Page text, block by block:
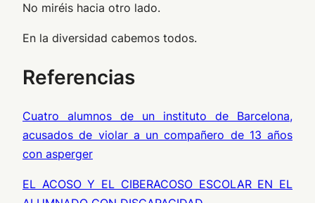
No miréis hacia otro lado.
En la diversidad cabemos todos.
Referencias
Cuatro alumnos de un instituto de Barcelona,
acusados de violar a un compañero de 13 años
con asperger
EL ACOSO Y EL CIBERACOSO ESCOLAR EN EL